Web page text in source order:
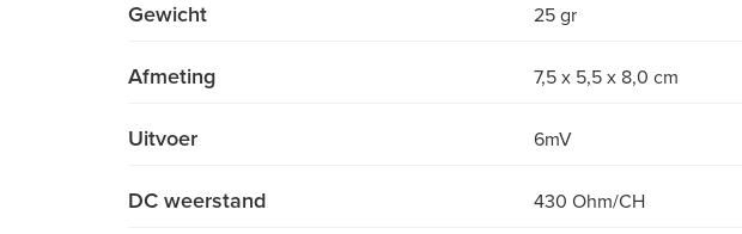
Gewicht 25 gr
Afmeting 7,5 x 5,5 x 8,0 cm
Uitvoer 6mV
DC weerstand 430 Ohm/CH